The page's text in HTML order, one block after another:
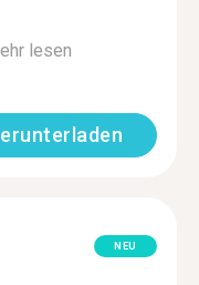
lesen
NEU